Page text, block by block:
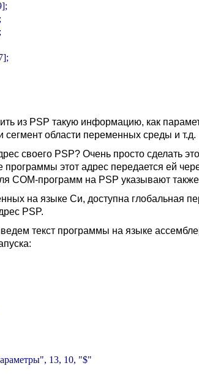
из PSP такую информацию, как
сегмент области переменных среды и т.д.
своего PSP? Очень просто сделать
программы этот адрес передается ей
COM-программ на PSP указывают
на языке Си, доступна глобальная
PSP.
текст программы на языке
13, 10, "$"